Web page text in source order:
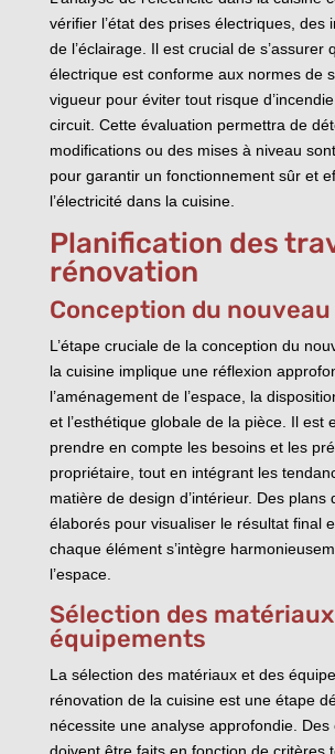
vérifier l’état des prises électriques, des
de l’éclairage. Il est crucial de s’assurer
électrique est conforme aux normes de
vigueur pour éviter tout risque
circuit. Cette évaluation permettra de
modifications ou des mises à niveau
pour garantir un fonctionnement sûr et
l’électricité dans la cuisine.
Planification des
rénovation
Conception du
L’étape cruciale de la conception du
la cuisine implique une réflexion
l’aménagement de l’espace, la
et l’esthétique globale de la pièce. Il est
prendre en compte les besoins et les
propriétaire, tout en intégrant les
matière de design d’intérieur. Des plans
élaborés pour visualiser le résultat final
chaque élément s’intègre
l’espace.
Sélection des
équipements
La sélection des matériaux et des
rénovation de la cuisine est une étape
nécessite une analyse approfondie. Des